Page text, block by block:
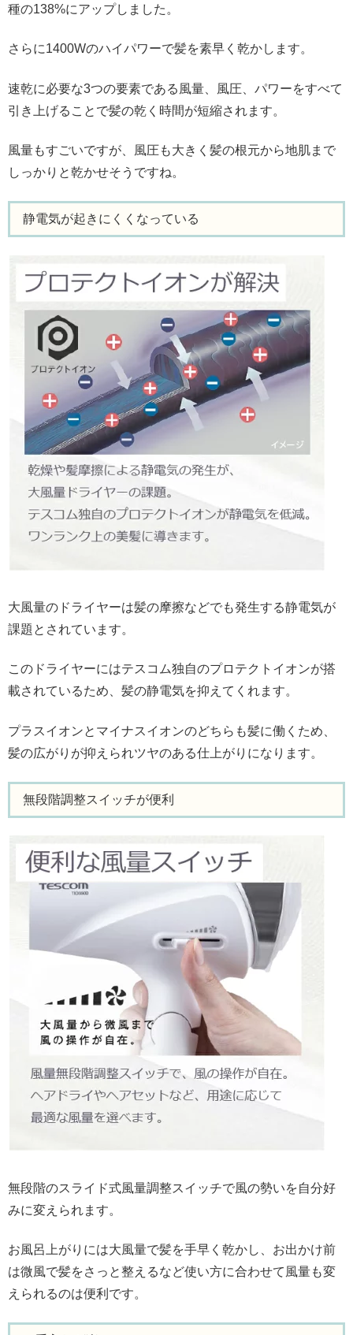
種の138%にアップしました。
さらに1400Wのハイパワーで髪を素早く乾かします。
速乾に必要な3つの要素である風量、風圧、パワーをすべて
引き上げることで髪の乾く時間が短縮されます。
風量もすごいですが、風圧も大きく髪の根元から地肌まで
しっかりと乾かせそうですね。
静電気が起きにくくなっている
大風量のドライヤーは髪の摩擦などでも発生する静電気が
課題とされています。
このドライヤーにはテスコム独自のプロテクトイオンが搭
載されているため、髪の静電気を抑えてくれます。
プラスイオンとマイナスイオンのどちらも髪に働くため、
髪の広がりが抑えられツヤのある仕上がりになります。
無段階調整スイッチが便利
無段階のスライド式風量調整スイッチで風の勢いを自分好
みに変えられます。
お風呂上がりには大風量で髪を手早く乾かし、お出かけ前
は微風で髪をさっと整えるなど使い方に合わせて風量も変
えられるのは便利です。